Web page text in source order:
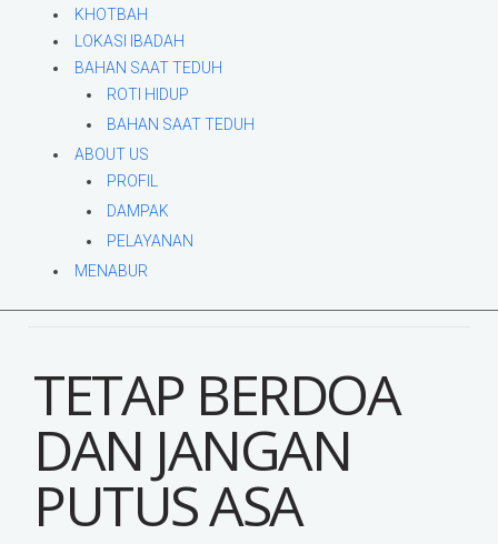
KHOTBAH
LOKASI IBADAH
BAHAN SAAT TEDUH
ROTI HIDUP
BAHAN SAAT TEDUH
ABOUT US
PROFIL
DAMPAK
PELAYANAN
MENABUR
TETAP BERDOA
DAN JANGAN
PUTUS ASA